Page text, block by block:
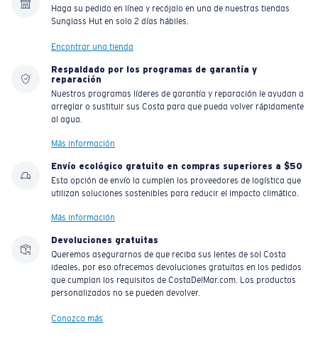
Haga su pedido en línea y recójalo en una de nuestras tiendas
Sunglass Hut en solo 2 días hábiles.
Encontrar una tienda
Respaldado por los programas de garantía y
reparación
Nuestros programas líderes de garantía y reparación le ayudan a
arreglar o sustituir sus Costa para que pueda volver rápidamente
al agua.
Más información
Envío ecológico gratuito en compras superiores a $50
Esta opción de envío la cumplen los proveedores de logística que
utilizan soluciones sostenibles para reducir el impacto climático.
Más información
Devoluciones gratuitas
Queremos asegurarnos de que reciba sus lentes de sol Costa
ideales, por eso ofrecemos devoluciones gratuitas en los pedidos
que cumplan los requisitos de CostaDelMar.com. Los productos
personalizados no se pueden devolver.
Conozca más